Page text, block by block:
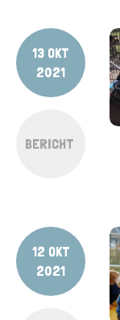
13 OKT
2021
BERICHT
12 OKT
2021